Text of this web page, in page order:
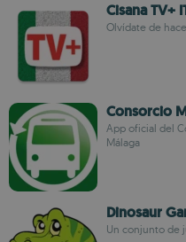
Cisana TV+
Olvídate de
Consorcio
App oficial del
Málaga
Dinosaur
Un conjunto de